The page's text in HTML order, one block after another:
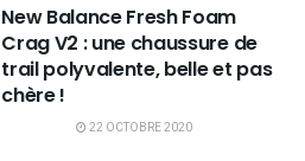
New Balance Fresh Foam
Crag V2 : une chaussure de
trail polyvalente, belle et pas
chère !
22 OCTOBRE 2020